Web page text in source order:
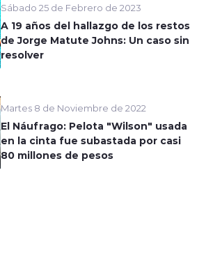
Sábado 25 de Febrero de 2023
A 19 años del hallazgo de los restos
de Jorge Matute Johns: Un caso sin
resolver
Martes 8 de Noviembre de 2022
El Náufrago: Pelota "Wilson" usada
en la cinta fue subastada por casi
80 millones de pesos